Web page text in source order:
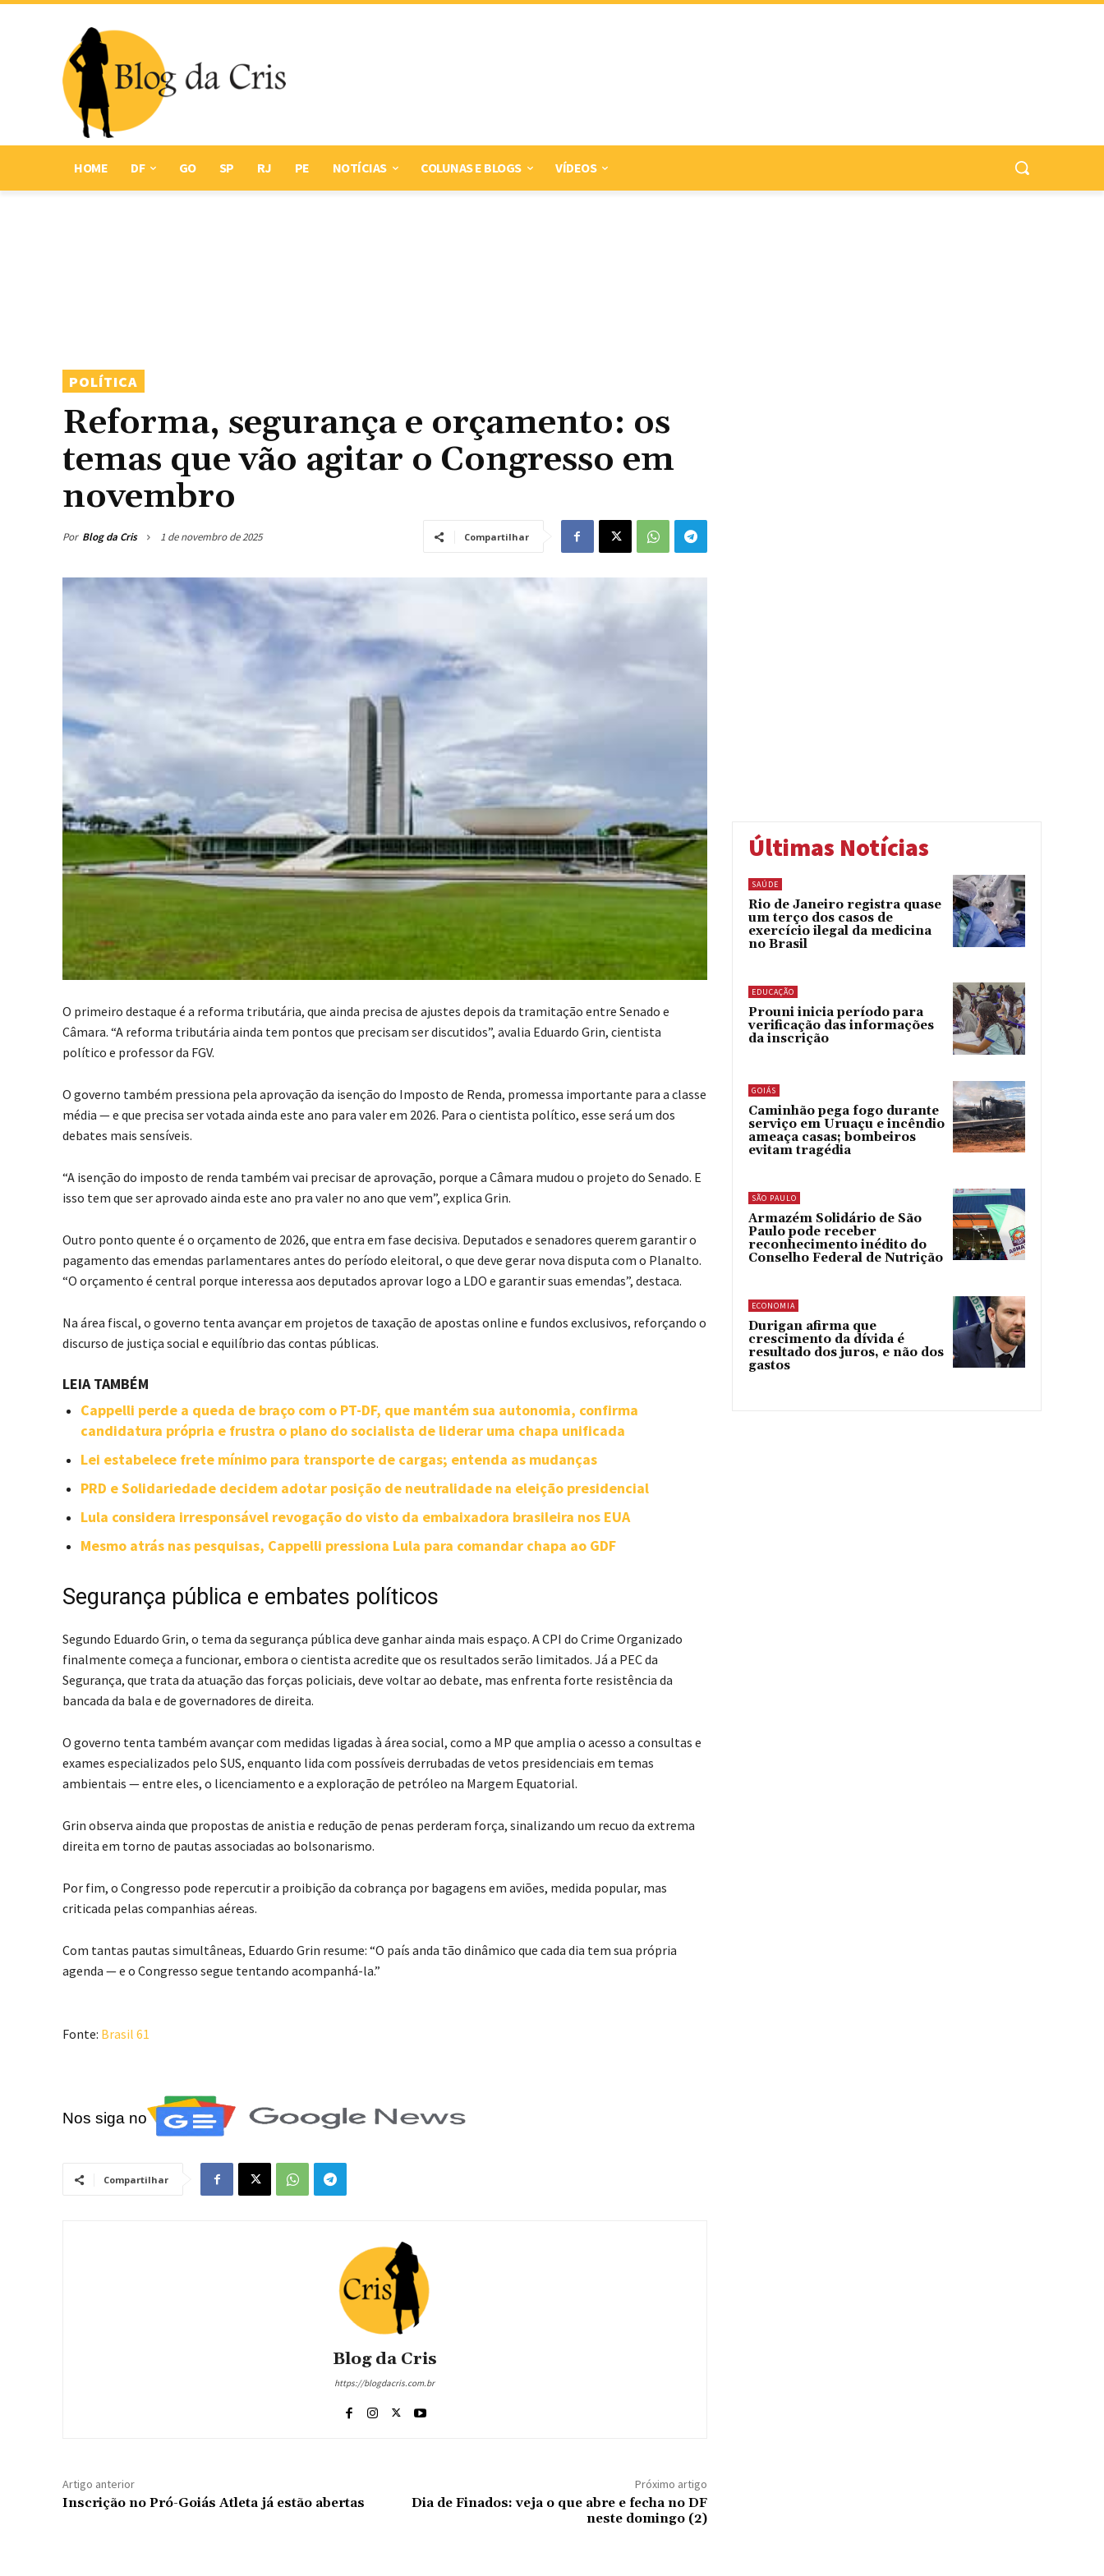
HOME DF GO SP RJ PE NOTÍCIAS COLUNAS E BLOGS VÍDEOS
POLÍTICA
Reforma, segurança e orçamento: os
temas que vão agitar o Congresso em
novembro
Por Blog da Cris 1 de novembro de 2025 Compartilhar
O primeiro destaque é a reforma tributária, que ainda precisa de ajustes depois da tramitação entre Senado e
Câmara. “A reforma tributária ainda tem pontos que precisam ser discutidos”, avalia Eduardo Grin, cientista
político e professor da FGV.
O governo também pressiona pela aprovação da isenção do Imposto de Renda, promessa importante para a classe
média — e que precisa ser votada ainda este ano para valer em 2026. Para o cientista político, esse será um dos
debates mais sensíveis.
“A isenção do imposto de renda também vai precisar de aprovação, porque a Câmara mudou o projeto do Senado. E
isso tem que ser aprovado ainda este ano pra valer no ano que vem”, explica Grin.
Outro ponto quente é o orçamento de 2026, que entra em fase decisiva. Deputados e senadores querem garantir o
pagamento das emendas parlamentares antes do período eleitoral, o que deve gerar nova disputa com o Planalto.
“O orçamento é central porque interessa aos deputados aprovar logo a LDO e garantir suas emendas”, destaca.
Na área fiscal, o governo tenta avançar em projetos de taxação de apostas online e fundos exclusivos, reforçando o
discurso de justiça social e equilíbrio das contas públicas.
LEIA TAMBÉM
Cappelli perde a queda de braço com o PT-DF, que mantém sua autonomia, confirma
candidatura própria e frustra o plano do socialista de liderar uma chapa unificada
Lei estabelece frete mínimo para transporte de cargas; entenda as mudanças
PRD e Solidariedade decidem adotar posição de neutralidade na eleição presidencial
Lula considera irresponsável revogação do visto da embaixadora brasileira nos EUA
Mesmo atrás nas pesquisas, Cappelli pressiona Lula para comandar chapa ao GDF
Segurança pública e embates políticos
Segundo Eduardo Grin, o tema da segurança pública deve ganhar ainda mais espaço. A CPI do Crime Organizado
finalmente começa a funcionar, embora o cientista acredite que os resultados serão limitados. Já a PEC da
Segurança, que trata da atuação das forças policiais, deve voltar ao debate, mas enfrenta forte resistência da
bancada da bala e de governadores de direita.
O governo tenta também avançar com medidas ligadas à área social, como a MP que amplia o acesso a consultas e
exames especializados pelo SUS, enquanto lida com possíveis derrubadas de vetos presidenciais em temas
ambientais — entre eles, o licenciamento e a exploração de petróleo na Margem Equatorial.
Grin observa ainda que propostas de anistia e redução de penas perderam força, sinalizando um recuo da extrema
direita em torno de pautas associadas ao bolsonarismo.
Por fim, o Congresso pode repercutir a proibição da cobrança por bagagens em aviões, medida popular, mas
criticada pelas companhias aéreas.
Com tantas pautas simultâneas, Eduardo Grin resume: “O país anda tão dinâmico que cada dia tem sua própria
agenda — e o Congresso segue tentando acompanhá-la.”
Fonte: Brasil 61
Nos siga no
Compartilhar
Blog da Cris
https://blogdacris.com.br
Artigo anterior
Inscrição no Pró-Goiás Atleta já estão abertas
Próximo artigo
Dia de Finados: veja o que abre e fecha no DF
neste domingo (2)
Últimas Notícias
SAÚDE
Rio de Janeiro registra quase
um terço dos casos de
exercício ilegal da medicina
no Brasil
EDUCAÇÃO
Prouni inicia período para
verificação das informações
da inscrição
GOIÁS
Caminhão pega fogo durante
serviço em Uruaçu e incêndio
ameaça casas; bombeiros
evitam tragédia
SÃO PAULO
Armazém Solidário de São
Paulo pode receber
reconhecimento inédito do
Conselho Federal de Nutrição
ECONOMIA
Durigan afirma que
crescimento da dívida é
resultado dos juros, e não dos
gastos